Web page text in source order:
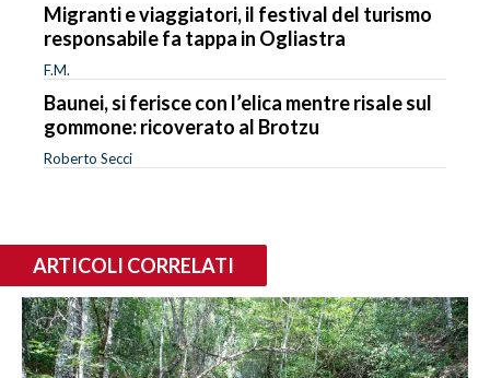
Migranti e viaggiatori, il festival del turismo
responsabile fa tappa in Ogliastra
F.M.
Baunei, si ferisce con l’elica mentre risale sul
gommone: ricoverato al Brotzu
Roberto Secci
ARTICOLI CORRELATI